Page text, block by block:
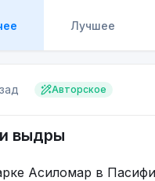
Лучшее
Авторское
выдры
Асиломар в